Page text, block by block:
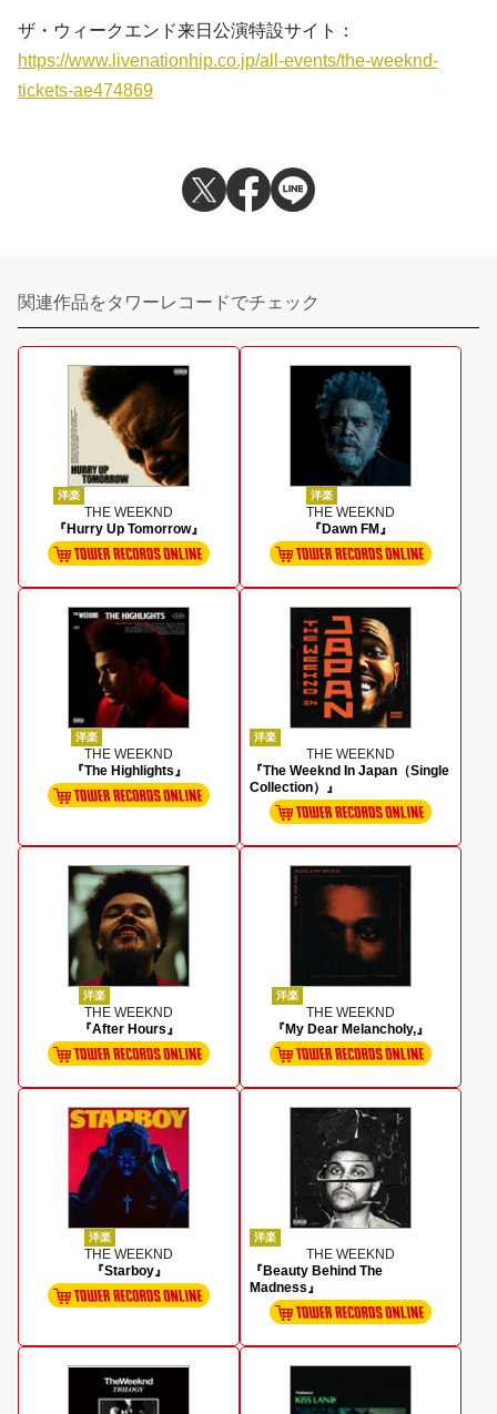
ザ・ウィークエンド来日公演特設サイト：
https://www.livenationhip.co.jp/all-events/the-weeknd-
tickets-ae474869
関連作品をタワーレコードでチェック
洋楽
THE WEEKND
『Hurry Up Tomorrow』
洋楽
THE WEEKND
『Dawn FM』
洋楽
THE WEEKND
『The Highlights』
洋楽
THE WEEKND
『The Weeknd In Japan（Single
Collection）』
洋楽
THE WEEKND
『After Hours』
洋楽
THE WEEKND
『My Dear Melancholy,』
洋楽
THE WEEKND
『Starboy』
洋楽
THE WEEKND
『Beauty Behind The
Madness』